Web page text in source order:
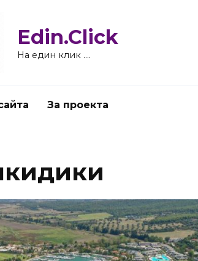
Edin.Click
На един клик ….
За проекта